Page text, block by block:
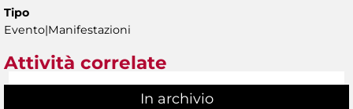
Tipo
Evento|Manifestazioni
Attività correlate
In archivio